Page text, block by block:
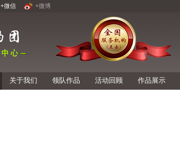
+微信 +微博
关于我们 领队作品 活动回顾 作品展示